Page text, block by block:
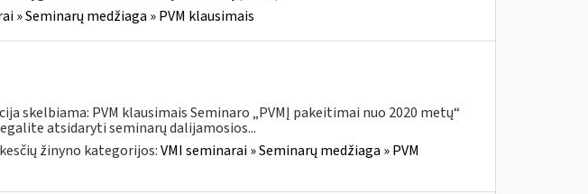
» Seminarų medžiaga » PVM klausimais
skelbiama: PVM klausimais Seminaro „PVMĮ pakeitimai nuo 2020 metų“
atsidaryti seminarų dalijamosios...
žinyno kategorijos:VMI seminarai » Seminarų medžiaga » PVM